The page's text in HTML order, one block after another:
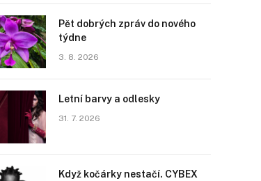
Pět dobrých zpráv do nového
týdne
3. 8. 2026
Letní barvy a odlesky
31. 7. 2026
Když kočárky nestačí. CYBEX